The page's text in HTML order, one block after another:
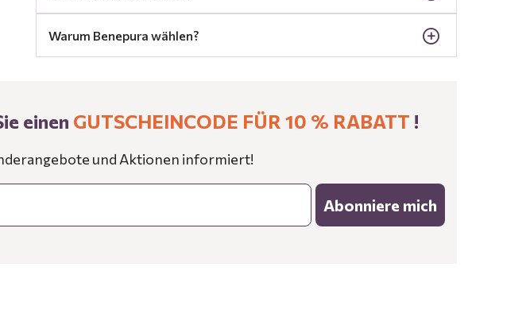
Warum Benepura wählen?
einen GUTSCHEINCODE FÜR 10 % RABATT !
und Aktionen informiert!
Abonniere mich